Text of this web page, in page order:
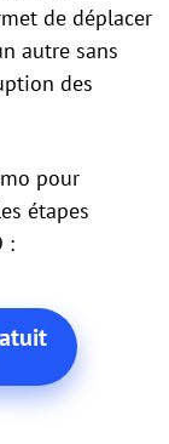
de déplacer
autre sans
des
pour
étapes
: